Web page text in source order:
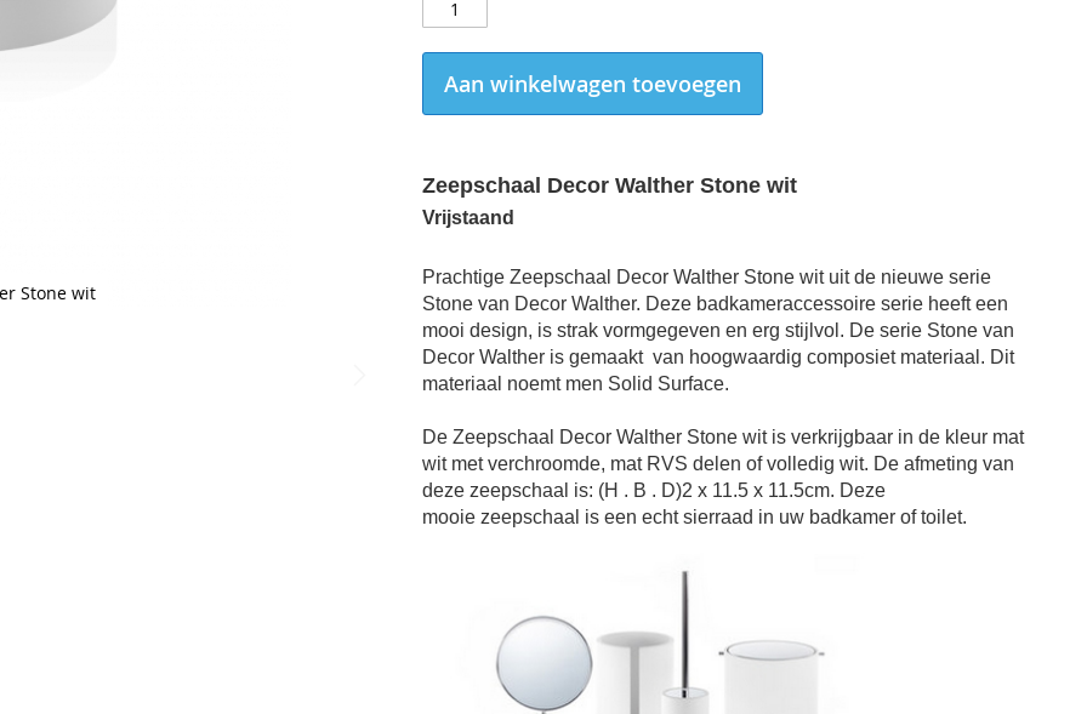
Aan winkelwagen toevoegen
Zeepschaal Decor Walther Stone wit
Vrijstaand
Prachtige Zeepschaal Decor Walther Stone wit uit de nieuwe serie
Stone van Decor Walther. Deze badkameraccessoire serie heeft een
mooi design, is strak vormgegeven en erg stijlvol. De serie Stone van
Decor Walther is gemaakt van hoogwaardig composiet materiaal. Dit
materiaal noemt men Solid Surface.
De Zeepschaal Decor Walther Stone witis verkrijgbaar in de kleur mat
wit met verchroomde, mat RVS delen of volledig wit. De afmeting van
deze zeepschaal is: (H . B . D)2 x 11.5 x 11.5cm. Deze
mooie zeepschaal is een echt sierraad in uw badkamer of toilet.
Stone wit Zeepschaal Decor Walther Stone wit glans chroom